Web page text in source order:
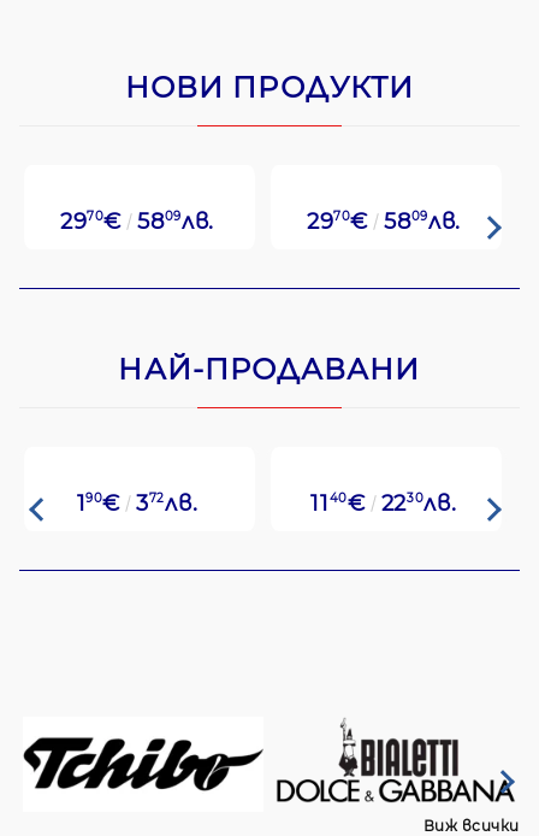
НОВИ ПРОДУКТИ
2970€ 5809лв. 2970€ 5809лв.
НАЙ-ПРОДАВАНИ
190€ 372лв. 11 40€ 2230лв.
Виж всички